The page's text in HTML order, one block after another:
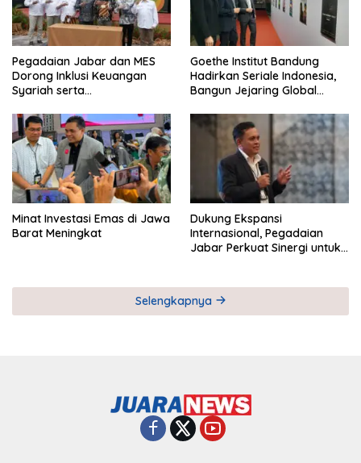
Pegadaian Jabar dan MES
Dorong Inklusi Keuangan
Syariah serta
Goethe Institut Bandung
Hadirkan Seriale Indonesia,
Bangun Jejaring Global
Minat Investasi Emas di Jawa
Barat Meningkat
Dukung Ekspansi
Internasional, Pegadaian
Jabar Perkuat Sinergi untuk
Selengkapnya